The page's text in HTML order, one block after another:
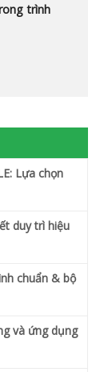
trình
Lựa chọn
duy trì hiệu
chuẩn & bộ
và ứng dụng